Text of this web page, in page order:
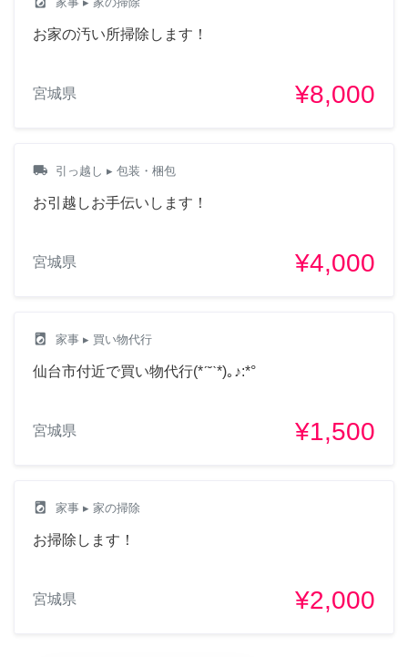
お家の汚い所掃除します！
宮城県 ¥8,000
local_shipping 引っ越し ▸ 包装・梱包
お引越しお手伝いします！
宮城県 ¥4,000
local_laundry_service 家事 ▸ 買い物代行
仙台市付近で買い物代行(*ˊ˘ˋ*)｡♪:*°
宮城県 ¥1,500
local_laundry_service 家事 ▸ 家の掃除
お掃除します！
宮城県 ¥2,000